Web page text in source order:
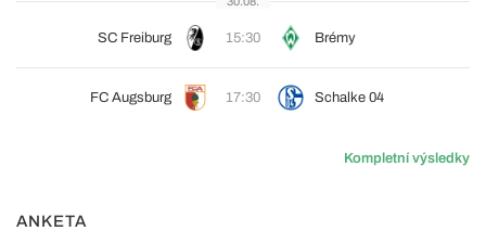
SC Freiburg 15:30 Brémy
FC Augsburg 17:30 Schalke 04
Kompletní výsledky
ANKETA